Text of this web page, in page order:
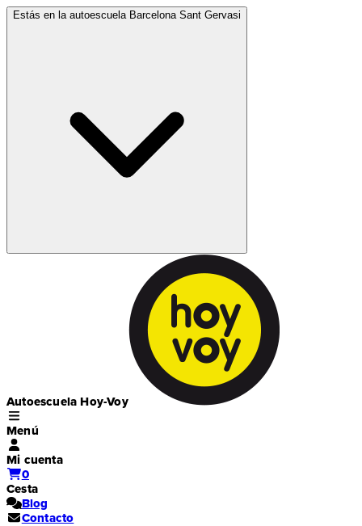
Estás en la autoescuela Barcelona Sant Gervasi
Autoescuela Hoy-Voy
Menú
Mi cuenta
0
Cesta
Blog
Contacto